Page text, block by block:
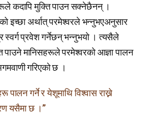
कदापि मुक्ति पाउन सक्नेछैनन् ।
इच्छा अर्थात् परमेश्वरले भन्नुभएअनुसार
स्वर्ग प्रवेश गर्नेछन् भन्नुभयो । त्यसैले
पाउने मानिसहरूले परमेश्वरको आज्ञा पालन
गरिएको छ ।
पालन गर्ने र येशूमाथि विश्वास राख्ने
यसैमा छ ।”